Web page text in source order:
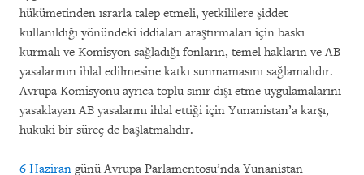
hükümetinden ısrarla talep etmeli, yetkililere şiddet
kullanıldığı yönündeki iddiaları araştırmaları için baskı
kurmalı ve Komisyon sağladığı fonların, temel hakların ve AB
yasalarının ihlal edilmesine katkı sunmamasını sağlamalıdır.
Avrupa Komisyonu ayrıca toplu sınır dışı etme uygulamalarını
yasaklayan AB yasalarını ihlal ettiği için Yunanistan’a karşı,
hukuki bir süreç de başlatmalıdır.
6 Haziran günü Avrupa Parlamentosu’nda Yunanistan